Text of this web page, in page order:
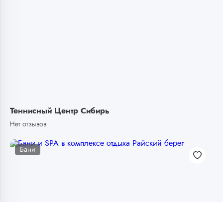
Теннисный Центр Сибирь
Нет отзывов
Бани